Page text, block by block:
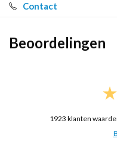
Contact
Beoordelingen
1923 klanten